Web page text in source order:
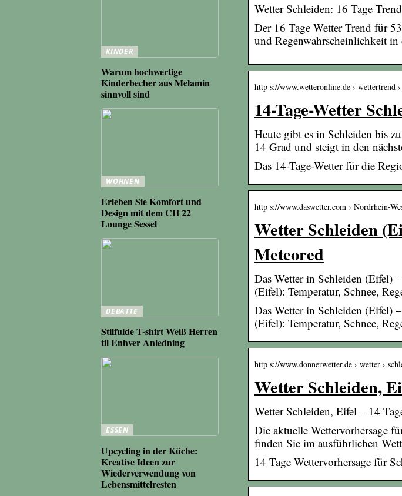
Wetter Schleiden: 16 Tage
Der 16 Tage Wetter Trend für
und Regenwahrscheinlichkeit in
http s://www.wetteronline.de › wettertrend
14-Tage-Wetter
Heute gibt es in Schleiden bis
14 Grad und steigt in den
Das 14-Tage-Wetter für die
http s://www.daswetter.com › Nordrhein-
Wetter Schleiden
Meteored
Das Wetter in Schleiden (Eifel)
(Eifel): Temperatur, Schnee,
Das Wetter in Schleiden (Eifel)
(Eifel): Temperatur, Schnee,
http s://www.donnerwetter.de › wetter ›
Wetter Schleiden,
Wetter Schleiden, Eifel – 14
Die aktuelle Wettervorhersage
finden Sie im ausführlichen
14 Tage Wettervorhersage für
KINDER
Warum hochwertige
Kinderbecher aus Melamin
sinnvoll sind
WOHNEN
Erleben Sie Komfort und
Design mit dem CH 22
Lounge Sessel
DEBATTE
Stilfulde T-shirt Weiß Herren
til Enhver Anledning
ESSEN
Upcycling in der Küche:
Kreative Ideen zur
Wiederverwendung von
Lebensmittelresten